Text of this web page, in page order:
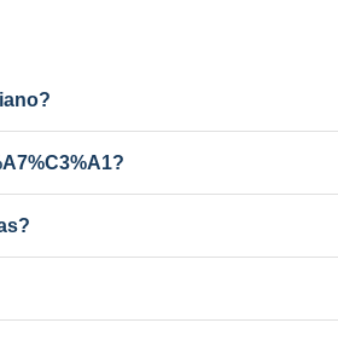
uso residencial. Poços antigos podem
do filtro, bomba desgastada ou
em Ibia%C3%A7%C3%A1,
exigir atualização no SEMA-RS. A